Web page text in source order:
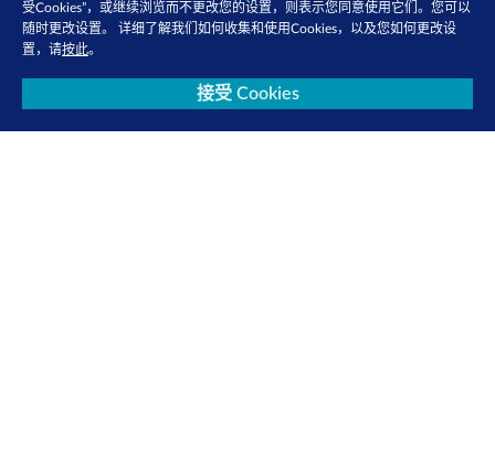
受Cookies”，或继续浏览而不更改您的设置，则表示您同意使用它们。您可以
随时更改设置。 详细了解我们如何收集和使用Cookies，以及您如何更改设
置，请按此。
接受 Cookies